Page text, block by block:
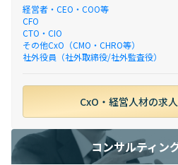
経営者・CEO・COO等
CFO
CTO・CIO
その他CxO（CMO・CHRO等）
社外役員（社外取締役/社外監査役）
CxO・経営人材の求
コンサルティン